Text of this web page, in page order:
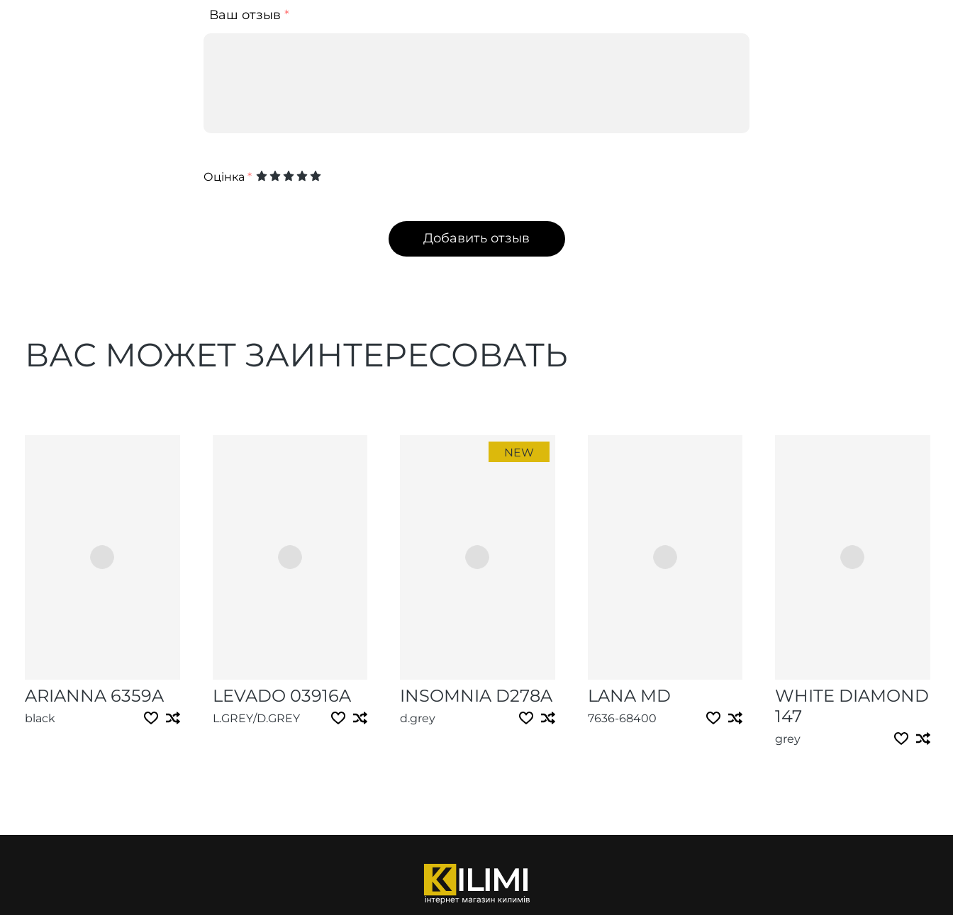
Ваш отзыв *
Оцінка *
Добавить отзыв
ВАС МОЖЕТ ЗАИНТЕРЕСОВАТЬ
ARIANNA 6359A
black
LEVADO 03916A
L.GREY/D.GREY
NEW
INSOMNIA D278A
d.grey
LANA MD
7636-68400
WHITE DIAMOND
147
grey